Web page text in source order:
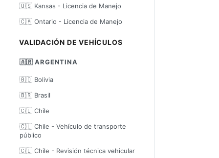
🇺🇸 Kansas - Licencia de Manejo
🇨🇦 Ontario - Licencia de Manejo
VALIDACIÓN DE VEHÍCULOS
🇦🇷 ARGENTINA
🇧🇴 Bolivia
🇧🇷 Brasil
🇨🇱 Chile
🇨🇱 Chile - Vehículo de transporte
público
🇨🇱 Chile - Revisión técnica vehicular